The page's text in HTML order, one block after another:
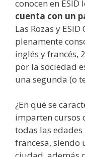
conocen en
cuenta con un
Las Rozas y
plenamente
inglés y francés,
por la sociedad
una segunda (o
¿En qué se
imparten cursos
todas las
francesa, siendo